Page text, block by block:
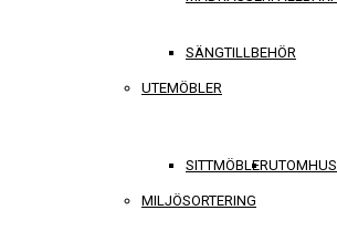
SÄNGTILLBEHÖR
UTEMÖBLER
SITTMÖBLER
MILJÖSORTERING